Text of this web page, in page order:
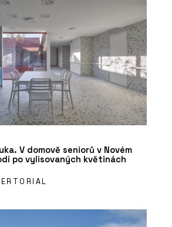
V domově seniorů v Novém
po vylisovaných květinách